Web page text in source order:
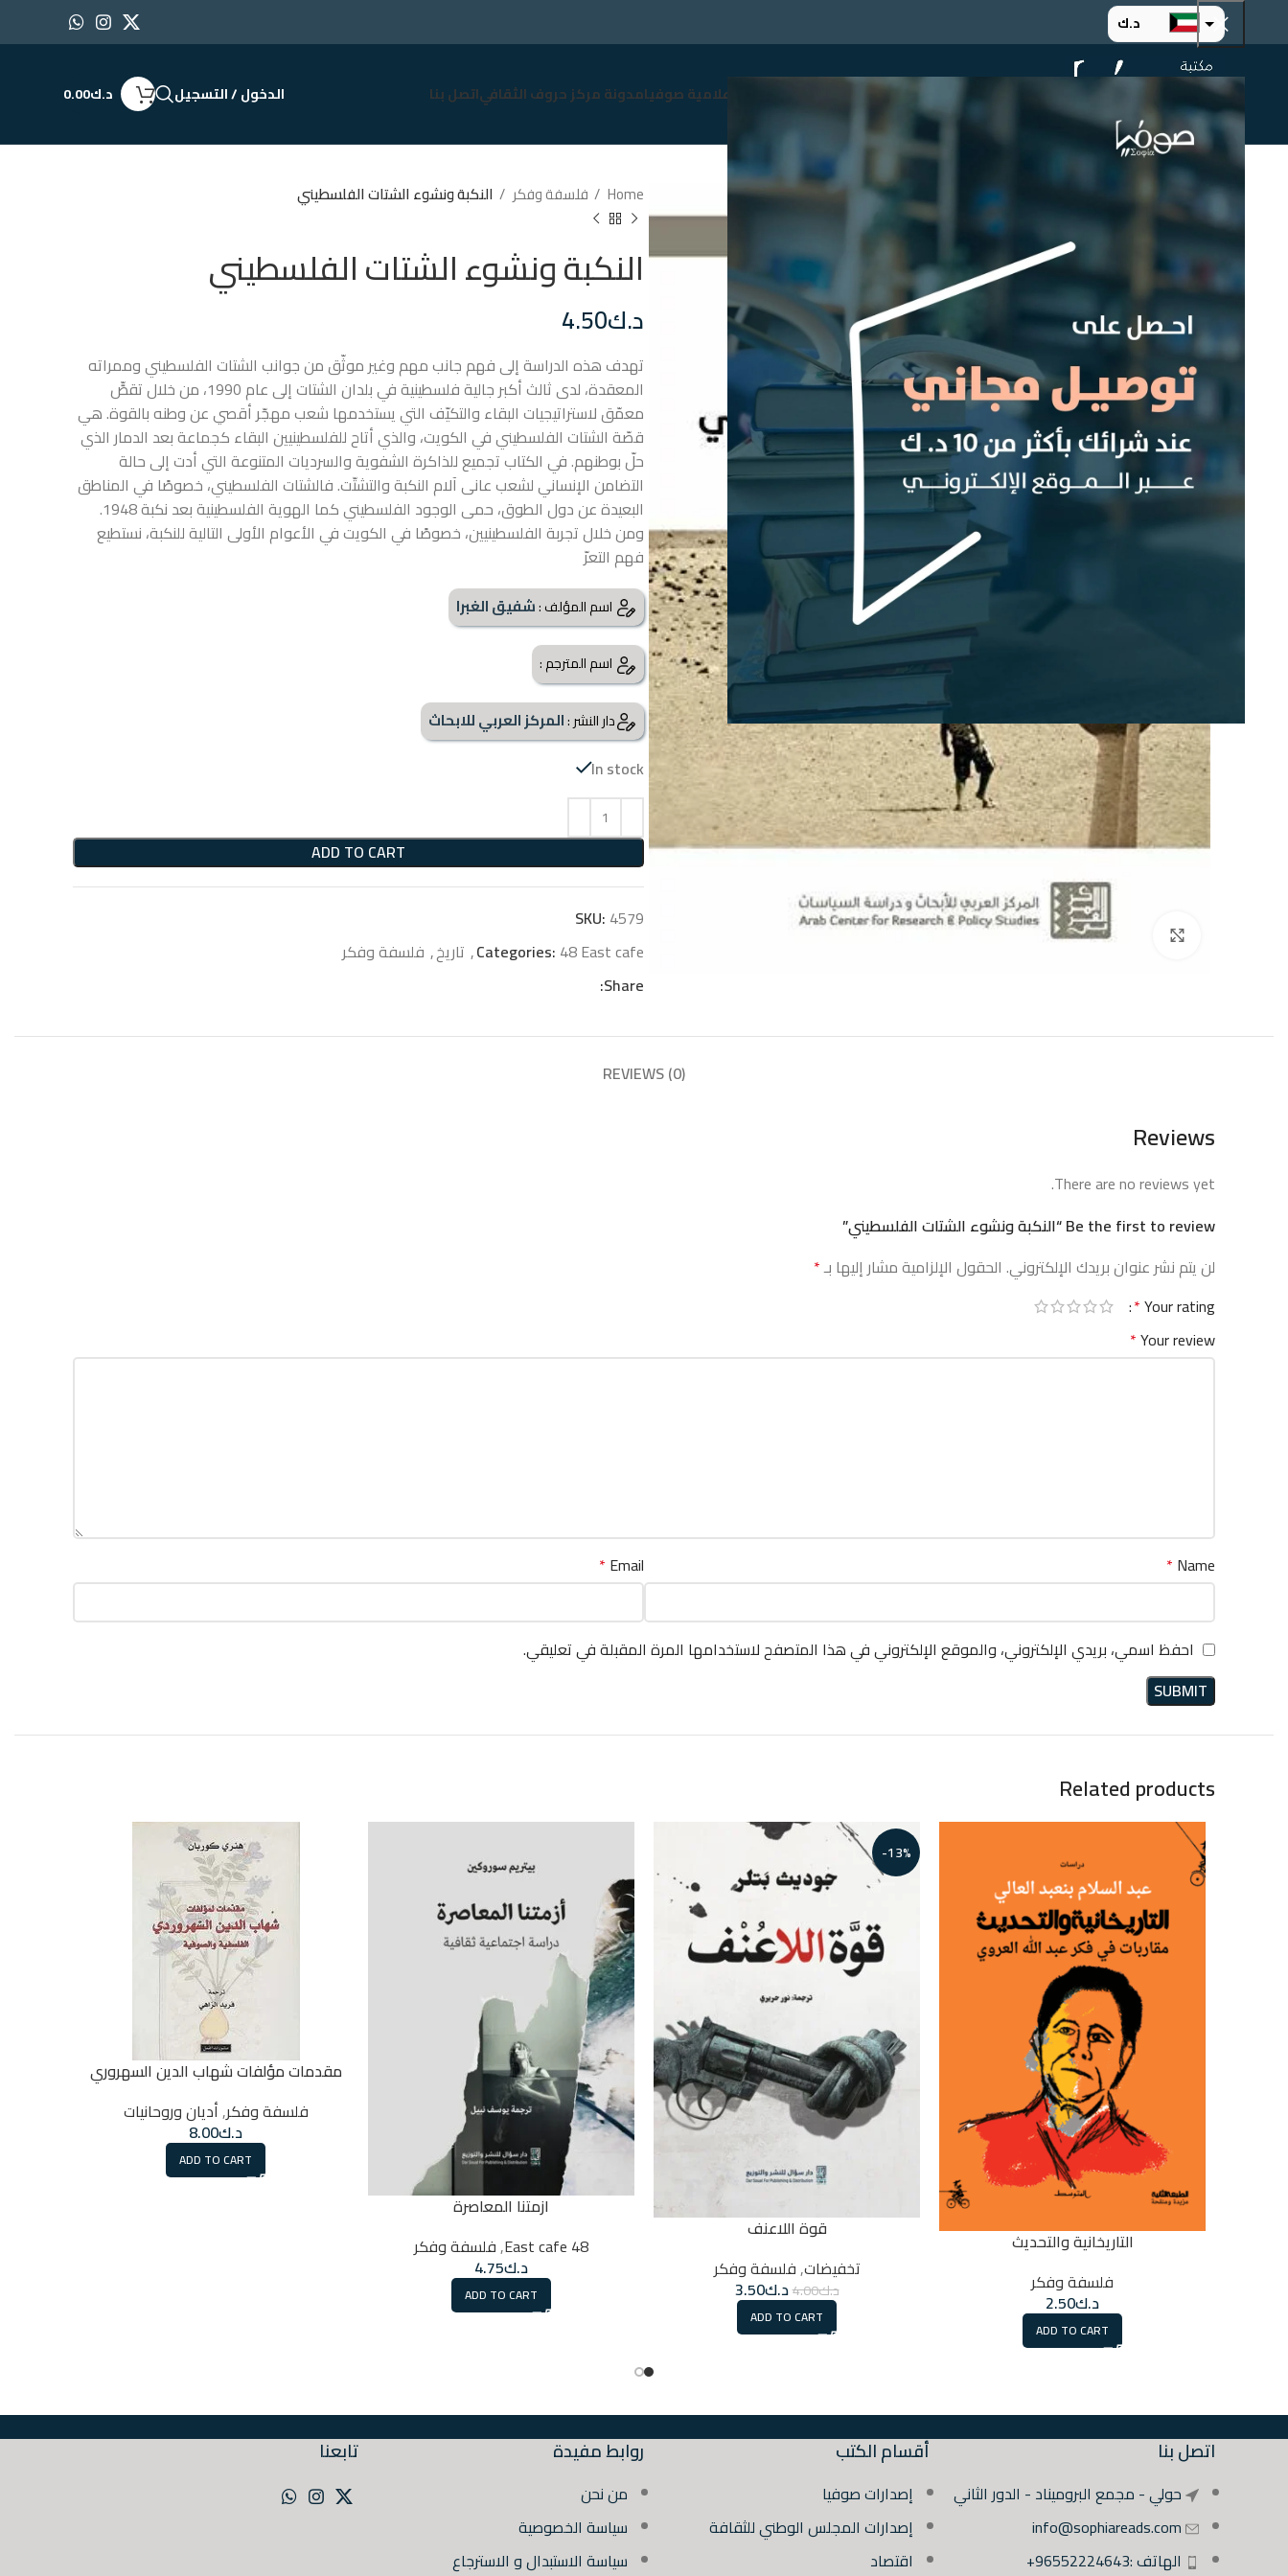
د.ك
د.إ
ر.ق
الرئيسية إعلامية صوفيامدونة مركز حروف الثقافياتصل بنا الدخول / التسجيل د.ك0.00
إضغط للتكبير
Home فلسفة وفكر النكبة ونشوء الشتات الفلسطيني
النكبة ونشوء الشتات الفلسطيني
د.ك4.50
تهدف هذه الدراسة إلى فهم جانب مهم وغير موثّق من جوانب الشتات الفلسطيني وممراته
المعقدة، لدى ثالث أكبر جالية فلسطينية في بلدان الشتات إلى عام 1990، من خلال تقصٍّ
معمّق لاستراتيجيات البقاء والتكيّف التي يستخدمها شعب مهجّر أقصي عن وطنه بالقوة. هي
قصّة الشتات الفلسطيني في الكويت، والذي أتاح للفلسطينيين البقاء كجماعة بعد الدمار الذي
حلّ بوطنهم. في الكتاب تجميع للذاكرة الشفوية والسرديات المتنوعة التي أدت إلى حالة
التضامن الإنساني لشعب عانى آلام النكبة والتشتّت. فالشتات الفلسطيني، خصوصًا في المناطق
البعيدة عن دول الطوق، حمى الوجود الفلسطيني كما الهوية الفلسطينية بعد نكبة 1948.
ومن خلال تجربة الفلسطينيين، خصوصًا في الكويت في الأعوام الأولى التالية للنكبة، نستطيع
فهم التعرّ
اسم المؤلف :شفيق الغبرا
اسم المترجم :
دار النشر :المركز العربي للابحاث
In stock
ADD TO CART
SKU: 4579
Categories: 48 East cafe
, تاريخ, فلسفة وفكر
Share:
REVIEWS (0)
Reviews
There are no reviews yet.
Be the first to review “النكبة ونشوء الشتات الفلسطيني”
لن يتم نشر عنوان بريدك الإلكتروني. الحقول الإلزامية مشار إليها بـ*
Your rating
*
Your review
*
Name
*
Email
*
احفظ اسمي، بريدي الإلكتروني، والموقع الإلكتروني في هذا المتصفح لاستخدامها المرة المقبلة في تعليقي.
Related products
التاريخانية والتحديث
فلسفة وفكر
د.ك2.50
ADD TO CART
-13%
قوة اللاعنف
تخفيضات,فلسفة وفكر
د.ك4.00د.ك3.50
ADD TO CART
ازمتنا المعاصرة
48 East cafe
,فلسفة وفكر
د.ك4.75
ADD TO CART
مقدمات مؤلفات شهاب الدين السهروري
فلسفة وفكر,أديان وروحانيات
د.ك8.00
ADD TO CART
اتصل بنا
حولي - مجمع البروميناد - الدور الثاني
info@sophiareads.com
الهاتف :96552224643+
أقسام الكتب
إصدارات صوفيا
إصدارات المجلس الوطني للثقافة
اقتصاد
روابط مفيدة
من نحن
سياسة الخصوصية
سياسة الاستبدال و الاسترجاع
تابعنا